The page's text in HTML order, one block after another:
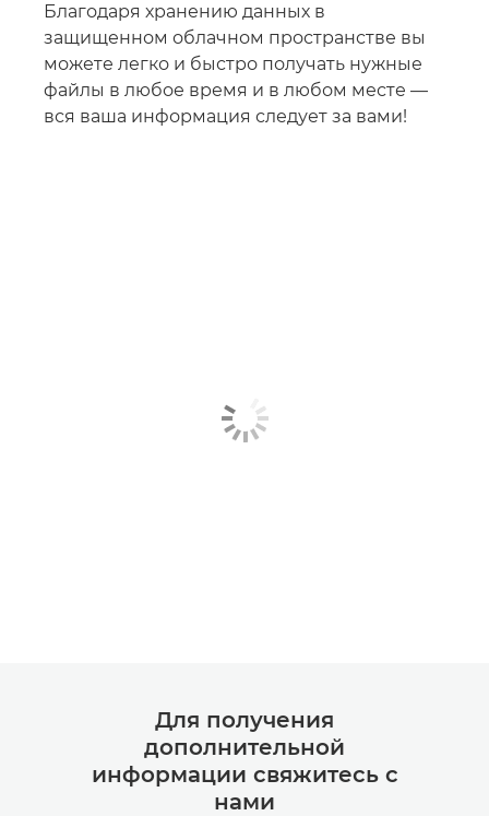
Благодаря хранению данных в
защищенном облачном пространстве вы
можете легко и быстро получать нужные
файлы в любое время и в любом месте —
вся ваша информация следует за вами!
Для получения
дополнительной
информации свяжитесь с
нами